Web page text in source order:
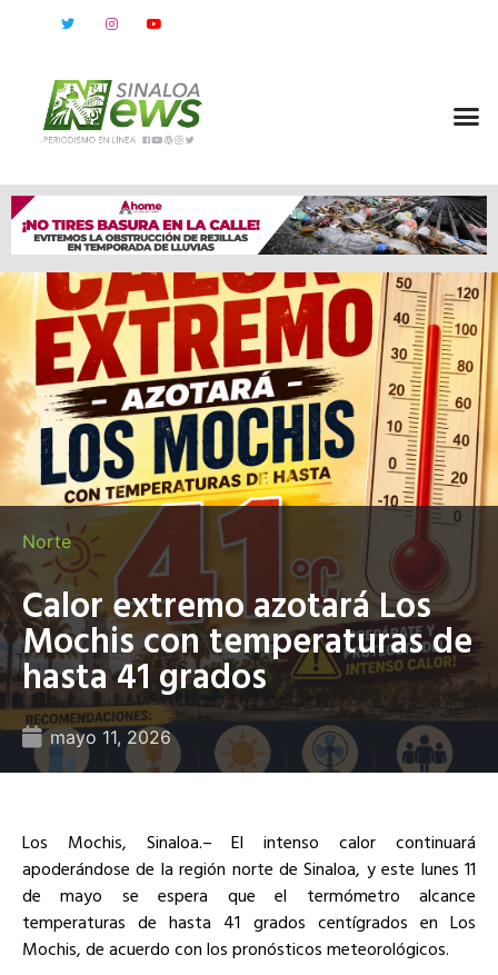
Norte
Calor extremo azotará Los
Mochis con temperaturas de
hasta 41 grados
mayo 11, 2026
Los Mochis, Sinaloa.– El intenso calor continuará
apoderándose de la región norte de Sinaloa, y este lunes 11
de mayo se espera que el termómetro alcance
temperaturas de hasta 41 grados centígrados en Los
Mochis, de acuerdo con los pronósticos meteorológicos.